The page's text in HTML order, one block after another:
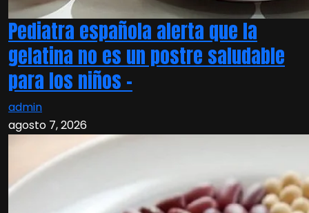
Pediatra española alerta que la
gelatina no es un postre saludable
para los niños –
admin
agosto 7, 2026